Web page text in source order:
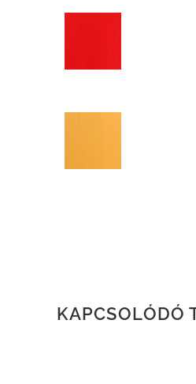
KAPCSOLÓDÓ